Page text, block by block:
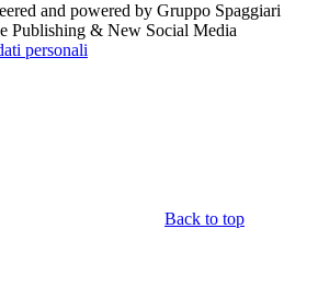
and powered by Gruppo Spaggiari
Publishing & New Social Media
personali
Back to top